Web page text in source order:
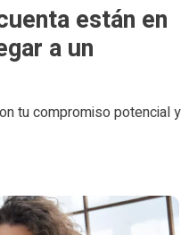
están en
a un
tu compromiso potencial y